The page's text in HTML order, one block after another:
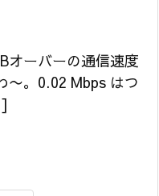
オーバーの通信速度
〜。0.02 Mbps はつ